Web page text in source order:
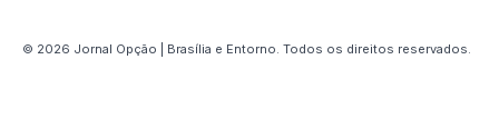
© 2026 Jornal Opção | Brasília e Entorno. Todos os direitos reservados.